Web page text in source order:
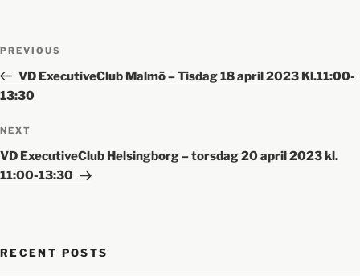
PREVIOUS
VD ExecutiveClub Malmö – Tisdag 18 april 2023 Kl.11:00-
13:30
NEXT
VD ExecutiveClub Helsingborg – torsdag 20 april 2023 kl.
11:00-13:30
RECENT POSTS